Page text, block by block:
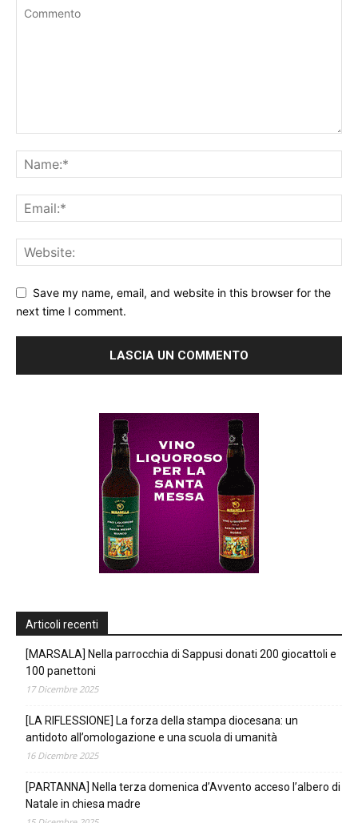
Save my name, email, and website in this browser for the
next time I comment.
Articoli recenti
[MARSALA] Nella parrocchia di Sappusi donati 200 giocattoli e
100 panettoni
17 Dicembre 2025
[LA RIFLESSIONE] La forza della stampa diocesana: un
antidoto all’omologazione e una scuola di umanità
16 Dicembre 2025
[PARTANNA] Nella terza domenica d’Avvento acceso l’albero di
Natale in chiesa madre